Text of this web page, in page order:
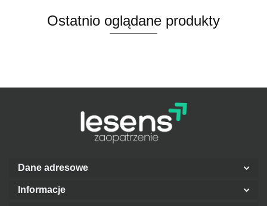
Ostatnio oglądane produkty
Dane adresowe
Informacje